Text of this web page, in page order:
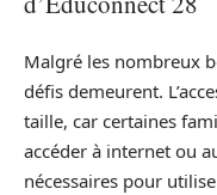
Malgré les nombreux
défis demeurent.
taille, car certaines
accéder à internet ou
nécessaires pour